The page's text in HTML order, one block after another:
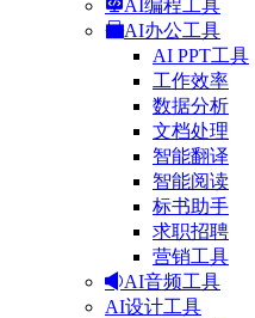
AI编程工具
AI办公工具
AI PPT工具
工作效率
数据分析
文档处理
智能翻译
智能阅读
标书助手
求职招聘
营销工具
AI音频工具
AI设计工具